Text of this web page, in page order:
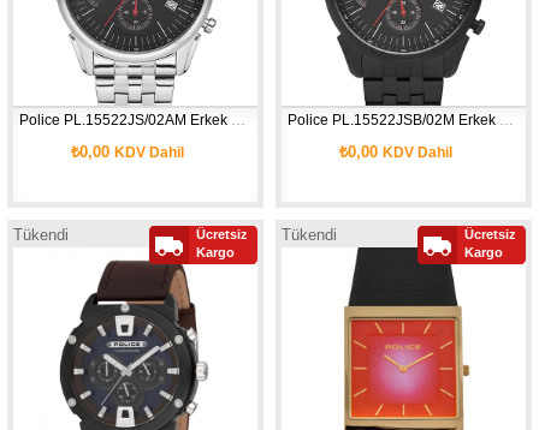
₺0,00KDV Dahil ₺0,00KDV Dahil
Tükendi
Ücretsiz
Kargo
Tükendi
Ücretsiz
Kargo